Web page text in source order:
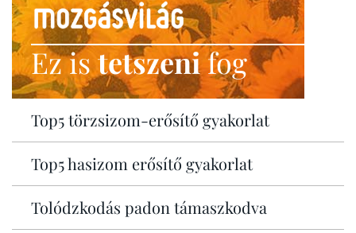
Ez istetszenifog
Top5 törzsizom-erősítő gyakorlat
Top5 hasizom erősítő gyakorlat
Tolódzkodás padon támaszkodva